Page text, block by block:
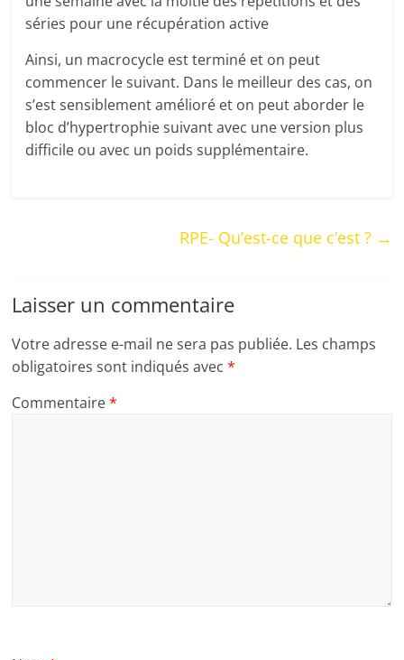
séries pour une récupération active
Ainsi, un macrocycle est terminé et on peut
commencer le suivant. Dans le meilleur des cas, on
s’est sensiblement amélioré et on peut aborder le
bloc d’hypertrophie suivant avec une version plus
difficile ou avec un poids supplémentaire.
RPE- Qu’est-ce que c’est ? →
Laisser un commentaire
Votre adresse e-mail ne sera pas publiée. Les champs
obligatoires sont indiqués avec*
Commentaire*